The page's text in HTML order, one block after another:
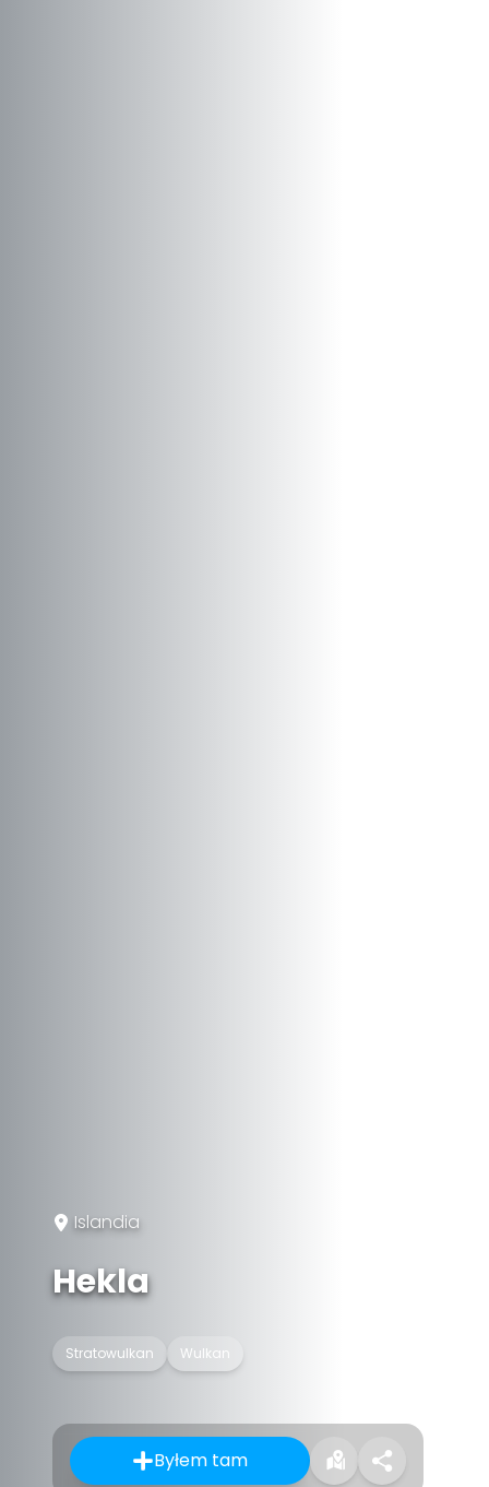
Islandia
Hekla
Stratowulkan Wulkan
Byłem tam